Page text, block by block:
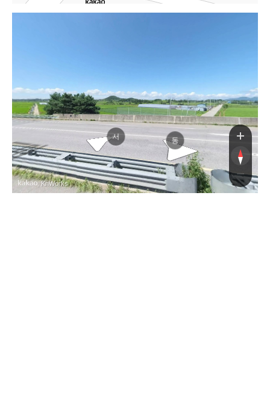
박
박
서 동
, KnWorks